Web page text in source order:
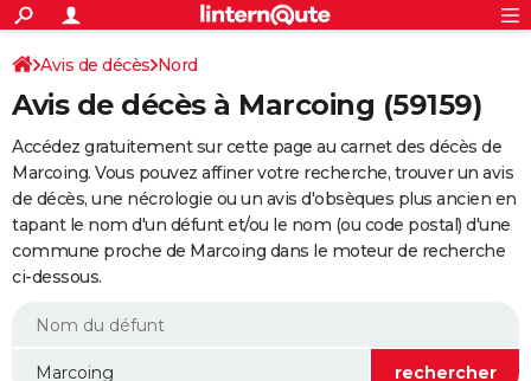
ACTUALITÉS
Politique
Société
Faits Divers
Education
Monde
Villes
+
SPORT
Coupe du monde 2026
Football
Tennis
Cyclisme
Rugby
Forum
Programme TV
TNTStreaming
Cinéma
Sorties cinéma
Musique
+
FINANCE
Retraite
Epargne
Immobilier
Risques naturels par ville
Assurance
AUTO
Essais
Réserver un essai
Citadines
Berlines
SUV
Forum auto
+HIGH-TECH
BRICOLAGE
WEEK-END
Avis de décès Nord
Avis de décès à Marcoing (59159)
Accédez gratuitement sur cette page au carnet des décès de
Marcoing. Vous pouvez affiner votre recherche, trouver un avis
de décès, une nécrologie ou un avis d'obsèques plus ancien en
tapant le nom d'un défunt et/ou le nom (ou code postal) d'une
commune proche de Marcoing dans le moteur de recherche
ci-dessous.